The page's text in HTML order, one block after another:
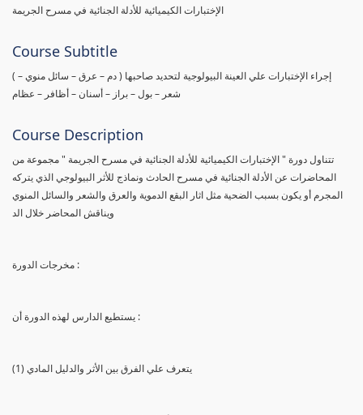
الإختبارات الكيميائية للأدلة الجنائية في مسرح الجريمة
Course Subtitle
( إجراء الإختبارات علي العينة البيولوجية لتحديد صاحبها ( دم – عرق – سائل منوي –
شعر – بول – براز – أسنان – أظافر – عظام
Course Description
تتناول دورة " الإختبارات الكيميائية للأدلة الجنائية في مسرح الجريمة " مجموعة من
المحاضرات عن الأدلة الجنائية في مسرح الحادث ونماذج للأثر البيولوجي الذي يتركه
المجرم أو يكون بسبب الضحية مثل اثار البقع الدموية والعرق والشعر والسائل المنوي
ويناقش المحاضر خلال الد
مخرجات الدورة :
يستطيع الدارس لهذه الدورة أن :
(1) يتعرف علي الفرق بين الأثر والدليل المادي